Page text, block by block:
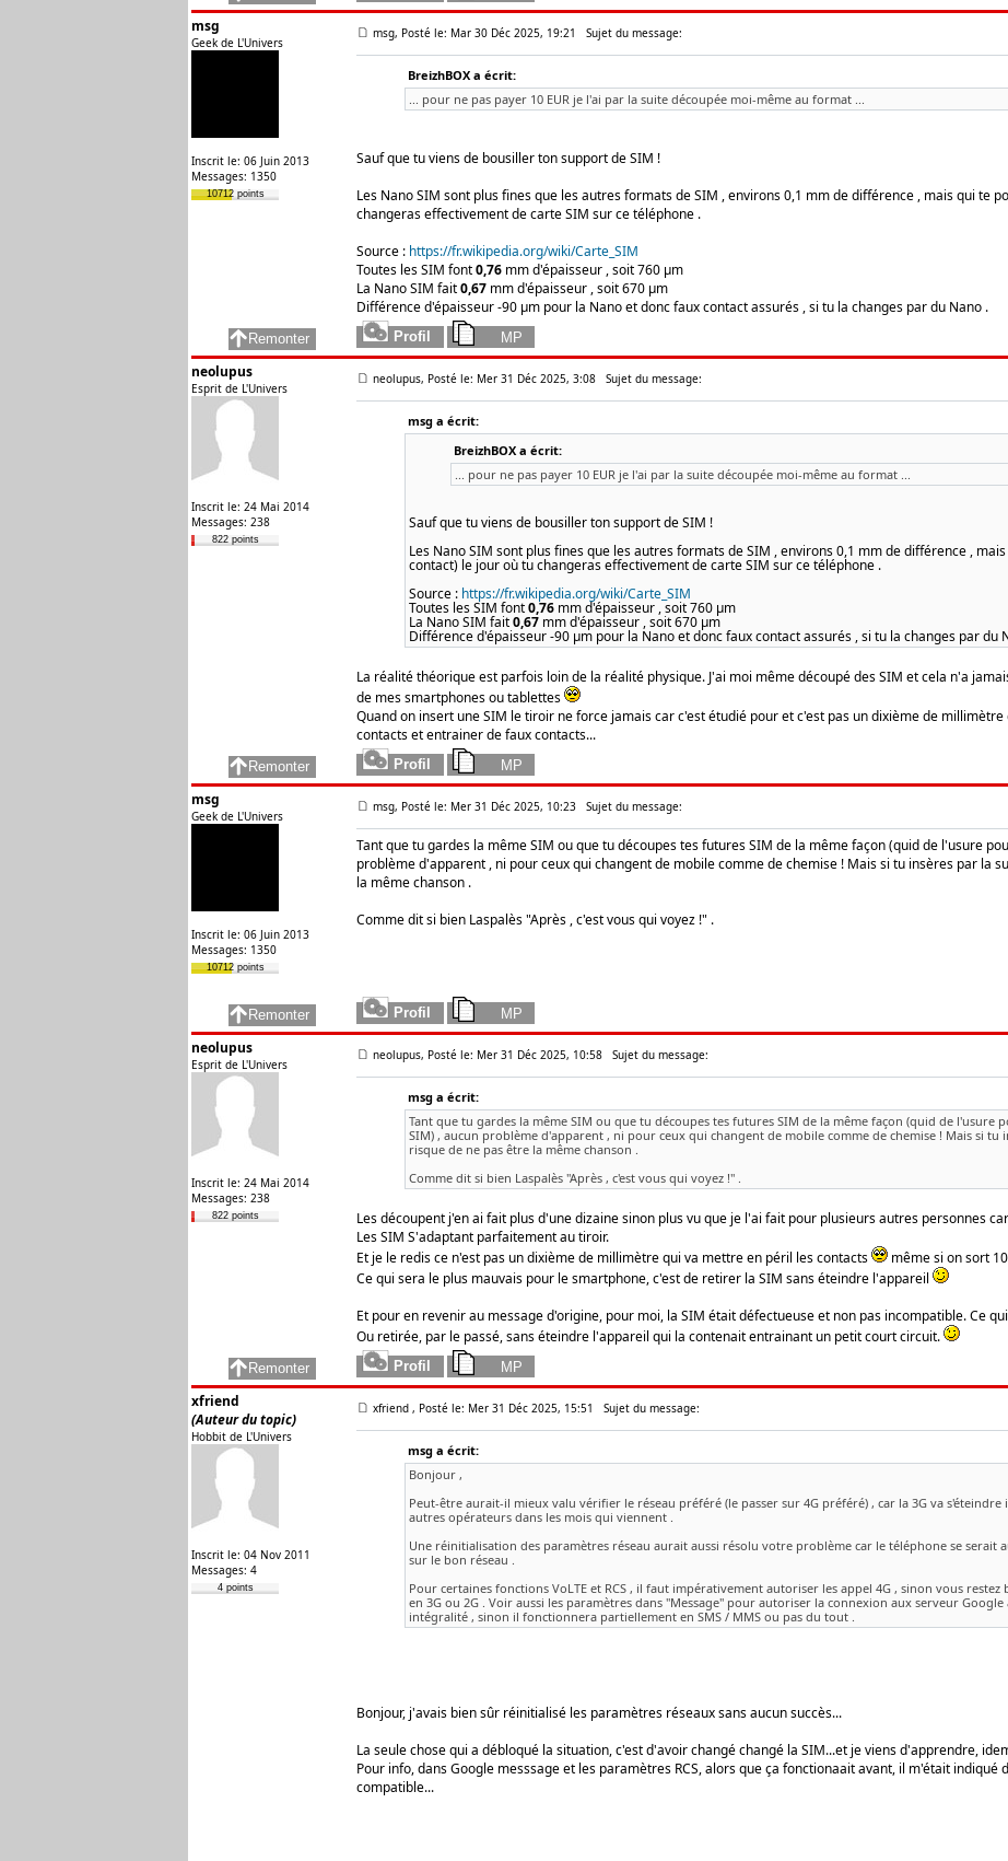
msg
Geek de L'Univers
Inscrit le: 06 Juin 2013
Messages: 1350
10712 points
msg, Posté le: Mar 30 Déc 2025, 19:21 Sujet du message:
BreizhBOX a écrit:
... pour ne pas payer 10 EUR je l'ai par la suite découpée moi-même au format ...
Sauf que tu viens de bousiller ton support de SIM !
Les Nano SIM sont plus fines que les autres formats de SIM , environs 0,1 mm de différence , mais qui te
changeras effectivement de carte SIM sur ce téléphone .
Source : https://fr.wikipedia.org/wiki/Carte_SIM
Toutes les SIM font0,76 mm d'épaisseur , soit 760 µm
La Nano SIM fait0,67 mm d'épaisseur , soit 670 µm
Différence d'épaisseur -90 µm pour la Nano et donc faux contact assurés , si tu la changes par du Nano .
neolupus
Esprit de L'Univers
Inscrit le: 24 Mai 2014
Messages: 238
822 points
neolupus, Posté le: Mer 31 Déc 2025, 3:08 Sujet du message:
msg a écrit:
BreizhBOX a écrit:
... pour ne pas payer 10 EUR je l'ai par la suite découpée moi-même au format ...
Sauf que tu viens de bousiller ton support de SIM !
Les Nano SIM sont plus fines que les autres formats de SIM , environs 0,1 mm de différence ,
contact) le jour où tu changeras effectivement de carte SIM sur ce téléphone .
Source : https://fr.wikipedia.org/wiki/Carte_SIM
Toutes les SIM font0,76mm d'épaisseur , soit 760 µm
La Nano SIM fait0,67mm d'épaisseur , soit 670 µm
Différence d'épaisseur -90 µm pour la Nano et donc faux contact assurés , si tu la changes par du
La réalité théorique est parfois loin de la réalité physique. J'ai moi même découpé des SIM et cela n'a
de mes smartphones ou tablettes
Quand on insert une SIM le tiroir ne force jamais car c'est étudié pour et c'est pas un dixième de
contacts et entrainer de faux contacts...
msg
Geek de L'Univers
Inscrit le: 06 Juin 2013
Messages: 1350
10712 points
msg, Posté le: Mer 31 Déc 2025, 10:23 Sujet du message:
Tant que tu gardes la même SIM ou que tu découpes tes futures SIM de la même façon (quid de l'usure
problème d'apparent , ni pour ceux qui changent de mobile comme de chemise ! Mais si tu insères par la
la même chanson .
Comme dit si bien Laspalès "Après , c'est vous qui voyez !" .
neolupus
Esprit de L'Univers
Inscrit le: 24 Mai 2014
Messages: 238
822 points
neolupus, Posté le: Mer 31 Déc 2025, 10:58 Sujet du message:
msg a écrit:
Tant que tu gardes la même SIM ou que tu découpes tes futures SIM de la même façon (quid de l'usure
SIM) , aucun problème d'apparent , ni pour ceux qui changent de mobile comme de chemise ! Mais si tu
risque de ne pas être la même chanson .
Comme dit si bien Laspalès "Après , c'est vous qui voyez !" .
Les découpent j'en ai fait plus d'une dizaine sinon plus vu que je l'ai fait pour plusieurs autres personnes
Les SIM S'adaptant parfaitement au tiroir.
Et je le redis ce n'est pas un dixième de millimètre qui va mettre en péril les contacts
même si on sort
Ce qui sera le plus mauvais pour le smartphone, c'est de retirer la SIM sans éteindre l'appareil
Et pour en revenir au message d'origine, pour moi, la SIM était défectueuse et non pas incompatible. Ce
Ou retirée, par le passé, sans éteindre l'appareil qui la contenait entrainant un petit court circuit.
xfriend
(Auteur du topic)
Hobbit de L'Univers
Inscrit le: 04 Nov 2011
Messages: 4
4 points
xfriend , Posté le: Mer 31 Déc 2025, 15:51 Sujet du message:
msg a écrit:
Bonjour ,
Peut-être aurait-il mieux valu vérifier le réseau préféré (le passer sur 4G préféré) , car la 3G va s'éteindre
autres opérateurs dans les mois qui viennent .
Une réinitialisation des paramètres réseau aurait aussi résolu votre problème car le téléphone se serait
sur le bon réseau .
Pour certaines fonctions VoLTE et RCS , il faut impérativement autoriser les appel 4G , sinon vous restez
en 3G ou 2G . Voir aussi les paramètres dans "Message" pour autoriser la connexion aux serveur
intégralité , sinon il fonctionnera partiellement en SMS / MMS ou pas du tout .
Bonjour, j'avais bien sûr réinitialisé les paramètres réseaux sans aucun succès...
La seule chose qui a débloqué la situation, c'est d'avoir changé changé la SIM...et je viens d'apprendre,
Pour info, dans Google messsage et les paramètres RCS, alors que ça fonctionaait avant, il m'était indiqué
compatible...